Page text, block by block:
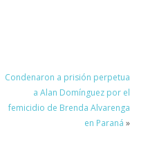
Condenaron a prisión perpetua
a Alan Domínguez por el
femicidio de Brenda Alvarenga
en Paraná »